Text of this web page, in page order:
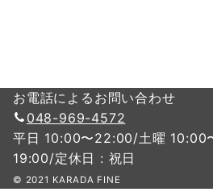
お電話によるお問い合わせ
048-969-4572
平日 10:00〜22:00/土曜 10:00
19:00/定休日 : 祝日
© 2021 KARADA FINE